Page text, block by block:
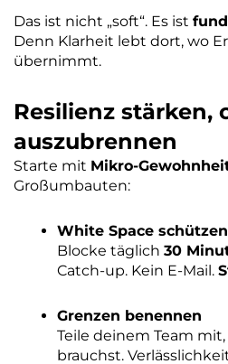
Das ist nicht „soft“. Es ist
Denn Klarheit lebt dort, wo
übernimmt.
Resilienz stärken,
auszubrennen
Starte mit Mikro-
Großumbauten:
White Space schützen
Blocke täglich 30
Catch-up. Kein E-Mail.
Grenzen benennen
Teile deinem Team mit,
brauchst.